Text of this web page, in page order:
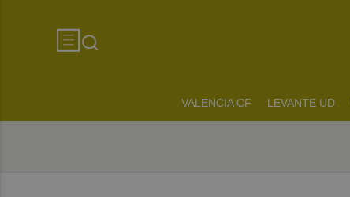
VALENCIA CF LEVANTE UD